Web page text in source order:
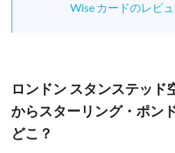
Wise カードのレビ
ロンドン スタンステッド
からスターリング・ポン
どこ？